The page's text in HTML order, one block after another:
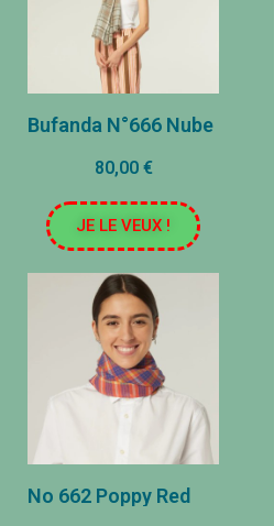
Bufanda N°666 Nube
80,00 €
JE LE VEUX !
No 662 Poppy Red